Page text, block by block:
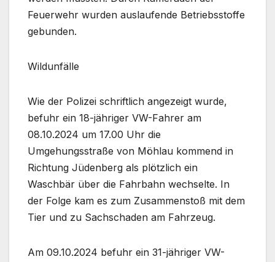
Feuerwehr wurden auslaufende Betriebsstoffe
gebunden.
Wildunfälle
Wie der Polizei schriftlich angezeigt wurde,
befuhr ein 18-jähriger VW-Fahrer am
08.10.2024 um 17.00 Uhr die
Umgehungsstraße von Möhlau kommend in
Richtung Jüdenberg als plötzlich ein
Waschbär über die Fahrbahn wechselte. In
der Folge kam es zum Zusammenstoß mit dem
Tier und zu Sachschaden am Fahrzeug.
Am 09.10.2024 befuhr ein 31-jähriger VW-